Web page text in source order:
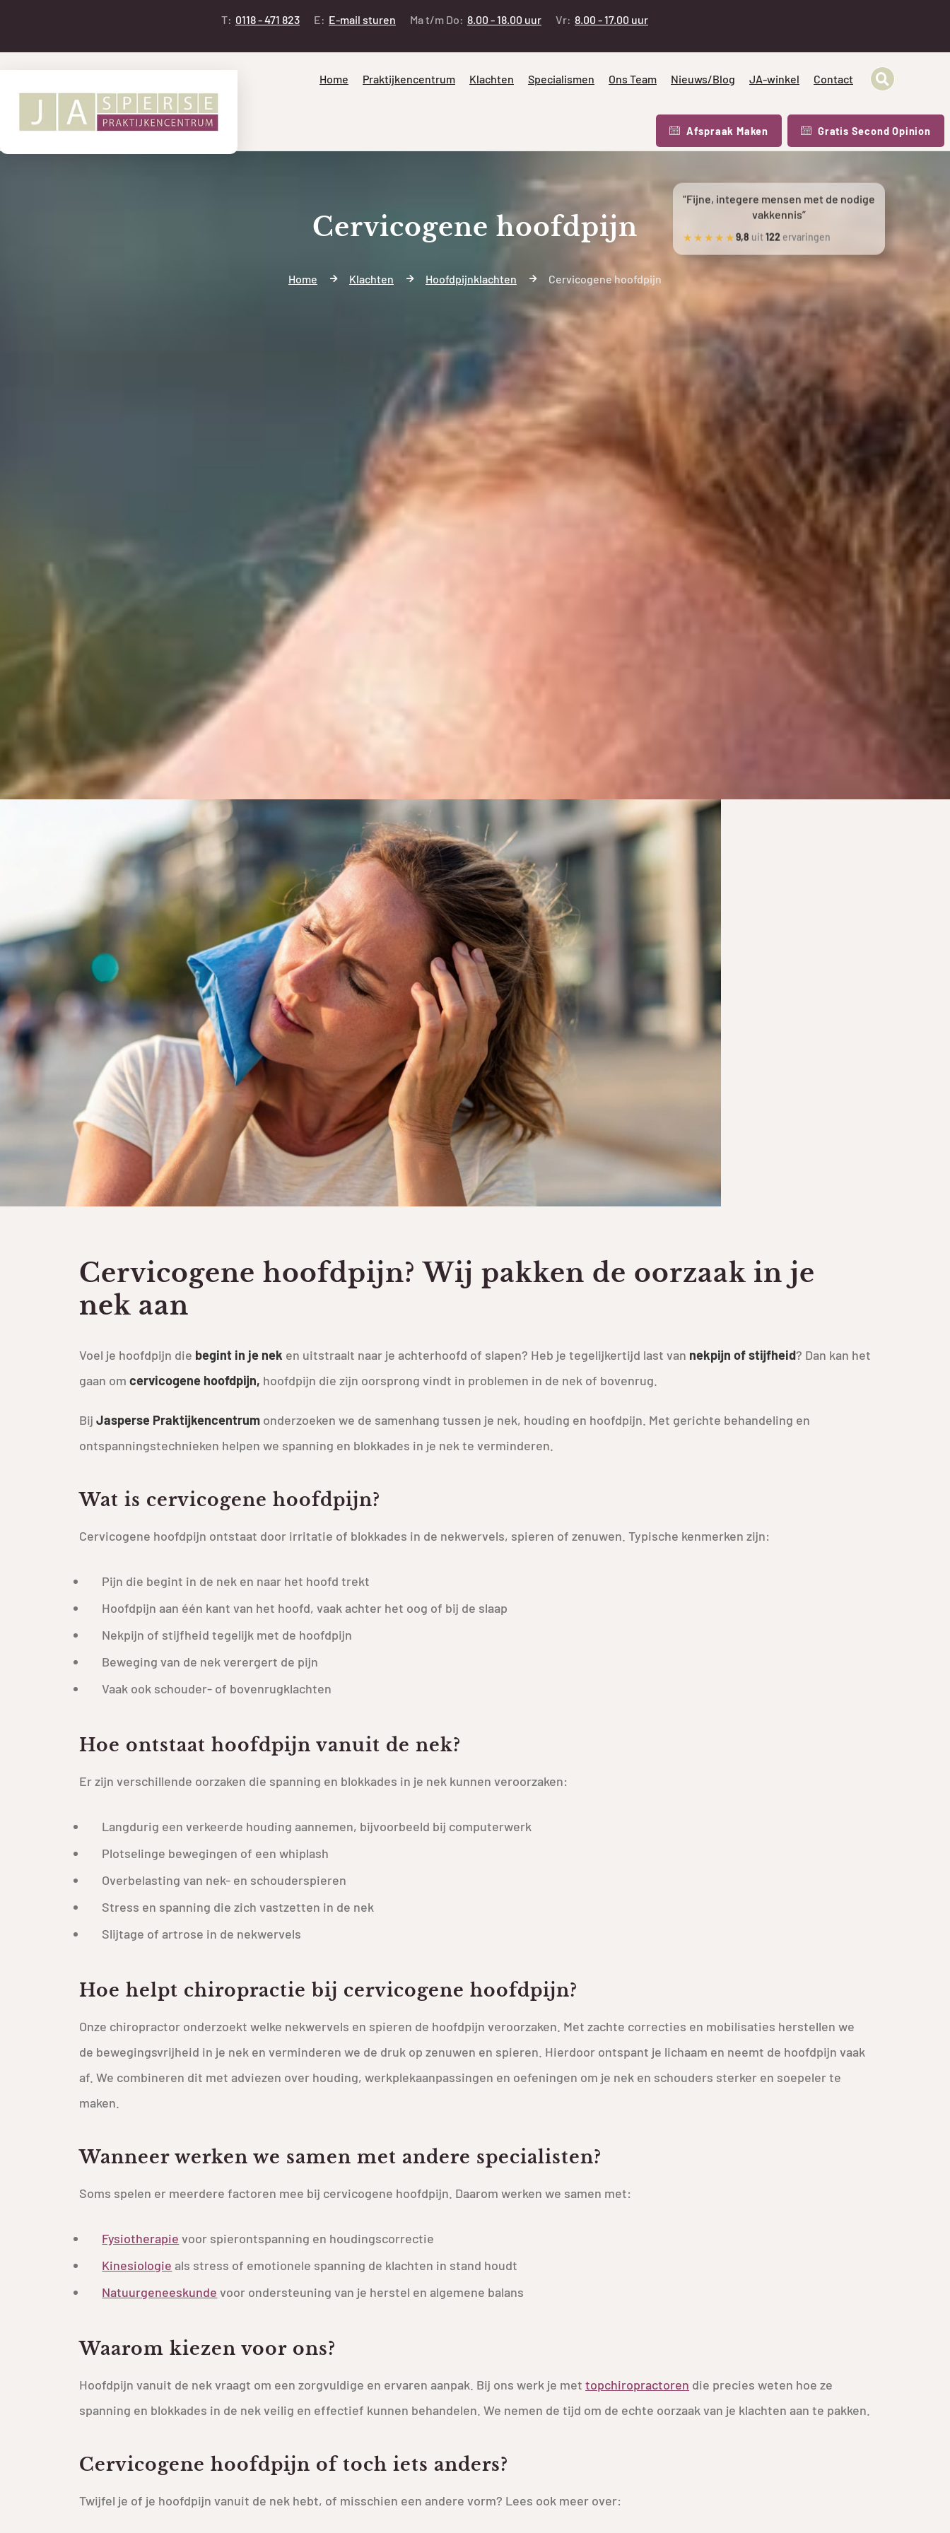
T: 0118 - 471 823 E: E-mail sturen Ma t/m Do: 8.00 - 18.00 uur Vr: 8.00 - 17.00 uur
Home Praktijkencentrum Klachten Specialismen Ons Team Nieuws/Blog JA-winkel Contact
Afspraak Maken Gratis Second Opinion
“Fijne, integere mensen met de nodige
vakkennis”
★★★★★9,8 uit122 ervaringen
Cervicogene hoofdpijn
Home Klachten Hoofdpijnklachten Cervicogene hoofdpijn
Cervicogene hoofdpijn? Wij pakken de oorzaak in je
nek aan
Voel je hoofdpijn die begint in je nek en uitstraalt naar je achterhoofd of slapen? Heb je tegelijkertijd last van nekpijn of stijfheid? Dan kan het
gaan om cervicogene hoofdpijn, hoofdpijn die zijn oorsprong vindt in problemen in de nek of bovenrug.
Bij Jasperse Praktijkencentrum onderzoeken we de samenhang tussen je nek, houding en hoofdpijn. Met gerichte behandeling en
ontspanningstechnieken helpen we spanning en blokkades in je nek te verminderen.
Wat is cervicogene hoofdpijn?
Cervicogene hoofdpijn ontstaat door irritatie of blokkades in de nekwervels, spieren of zenuwen. Typische kenmerken zijn:
Pijn die begint in de nek en naar het hoofd trekt
Hoofdpijn aan één kant van het hoofd, vaak achter het oog of bij de slaap
Nekpijn of stijfheid tegelijk met de hoofdpijn
Beweging van de nek verergert de pijn
Vaak ook schouder- of bovenrugklachten
Hoe ontstaat hoofdpijn vanuit de nek?
Er zijn verschillende oorzaken die spanning en blokkades in je nek kunnen veroorzaken:
Langdurig een verkeerde houding aannemen, bijvoorbeeld bij computerwerk
Plotselinge bewegingen of een whiplash
Overbelasting van nek- en schouderspieren
Stress en spanning die zich vastzetten in de nek
Slijtage of artrose in de nekwervels
Hoe helpt chiropractie bij cervicogene hoofdpijn?
Onze chiropractor onderzoekt welke nekwervels en spieren de hoofdpijn veroorzaken. Met zachte correcties en mobilisaties herstellen we
de bewegingsvrijheid in je nek en verminderen we de druk op zenuwen en spieren. Hierdoor ontspant je lichaam en neemt de hoofdpijn vaak
af. We combineren dit met adviezen over houding, werkplekaanpassingen en oefeningen om je nek en schouders sterker en soepeler te
maken.
Wanneer werken we samen met andere specialisten?
Soms spelen er meerdere factoren mee bij cervicogene hoofdpijn. Daarom werken we samen met:
Fysiotherapie voor spierontspanning en houdingscorrectie
Kinesiologie als stress of emotionele spanning de klachten in stand houdt
Natuurgeneeskunde voor ondersteuning van je herstel en algemene balans
Waarom kiezen voor ons?
Hoofdpijn vanuit de nek vraagt om een zorgvuldige en ervaren aanpak. Bij ons werk je met topchiropractoren die precies weten hoe ze
spanning en blokkades in de nek veilig en effectief kunnen behandelen. We nemen de tijd om de echte oorzaak van je klachten aan te pakken.
Cervicogene hoofdpijn of toch iets anders?
Twijfel je of je hoofdpijn vanuit de nek hebt, of misschien een andere vorm? Lees ook meer over: